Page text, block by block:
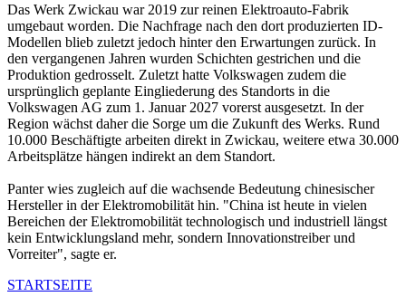
Das Werk Zwickau war 2019 zur reinen Elektroauto-Fabrik
umgebaut worden. Die Nachfrage nach den dort produzierten ID-
Modellen blieb zuletzt jedoch hinter den Erwartungen zurück. In
den vergangenen Jahren wurden Schichten gestrichen und die
Produktion gedrosselt. Zuletzt hatte Volkswagen zudem die
ursprünglich geplante Eingliederung des Standorts in die
Volkswagen AG zum 1. Januar 2027 vorerst ausgesetzt. In der
Region wächst daher die Sorge um die Zukunft des Werks. Rund
10.000 Beschäftigte arbeiten direkt in Zwickau, weitere etwa 30.000
Arbeitsplätze hängen indirekt an dem Standort.
Panter wies zugleich auf die wachsende Bedeutung chinesischer
Hersteller in der Elektromobilität hin. "China ist heute in vielen
Bereichen der Elektromobilität technologisch und industriell längst
kein Entwicklungsland mehr, sondern Innovationstreiber und
Vorreiter", sagte er.
STARTSEITE